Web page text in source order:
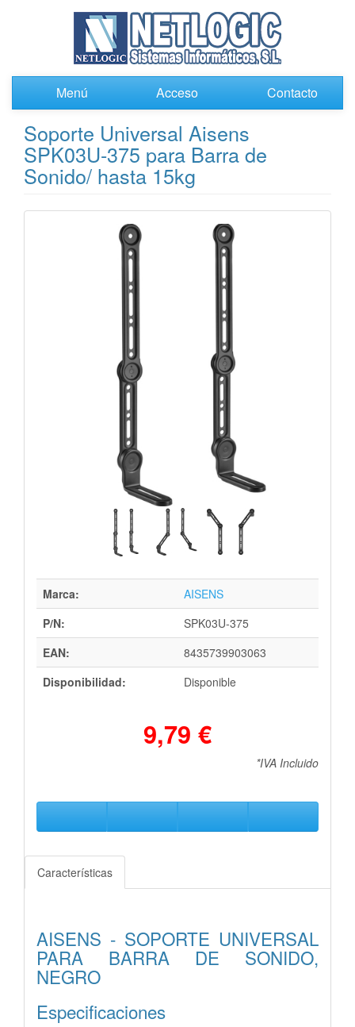
Menú Acceso Contacto
Soporte Universal Aisens
SPK03U-375 para Barra de
Sonido/ hasta 15kg
Marca:
AISENS
P/N:
SPK03U-375
EAN:
8435739903063
Disponibilidad:
Disponible
9,79 €
*IVA Incluido
Características
AISENS - SOPORTE UNIVERSAL
PARA BARRA DE SONIDO,
NEGRO
Especificaciones